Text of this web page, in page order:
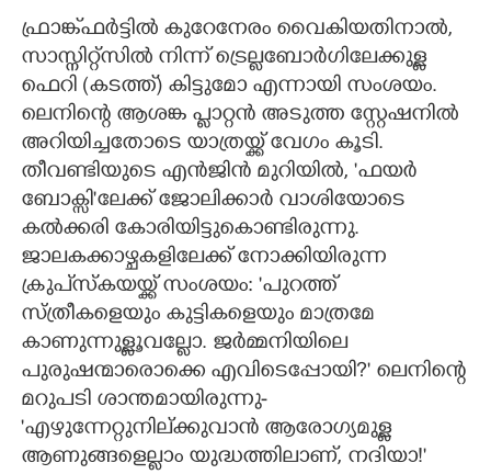
ഫ്രാങ്ക്ഫർട്ടിൽ കുറേനേരം വൈകിയതിനാൽ,
സാസ്നിറ്റ്സിൽ നിന്ന് ട്രെല്ലബോർഗിലേക്കുള്ള
ഫെറി (കടത്ത്)​ കിട്ടുമോ എന്നായി സംശയം.
ലെനിന്റെ ആശങ്ക പ്ളാറ്റൻ അടുത്ത സ്റ്റേഷനിൽ
അറിയിച്ചതോടെ യാത്രയ്ക്ക് വേഗം കൂടി.
തീവണ്ടിയുടെ എൻജിൻ മുറിയിൽ,​ 'ഫയർ
ബോക്സി"ലേക്ക് ജോലിക്കാർ വാശിയോടെ
കൽക്കരി കോരിയിട്ടുകൊണ്ടിരുന്നു.
ജാലകക്കാഴ്ചകളിലേക്ക് നോക്കിയിരുന്ന
ക്രുപ്സ്ക‌യയ്ക്ക് സംശയം: 'പുറത്ത്
സ്ത്രീകളെയും കുട്ടികളെയും മാത്രമേ
കാണുന്നുള്ളൂവല്ലോ. ജർമ്മനിയിലെ
പുരുഷന്മാരൊക്കെ എവിടെപ്പോയി?"​ ലെനിന്റെ
മറുപടി ശാന്തമായിരുന്നു-
'എഴുന്നേറ്റുനില്ക്കുവാൻ ആരോഗ്യമുള്ള
ആണുങ്ങളെല്ലാം യുദ്ധത്തിലാണ്,​ നദിയാ!"